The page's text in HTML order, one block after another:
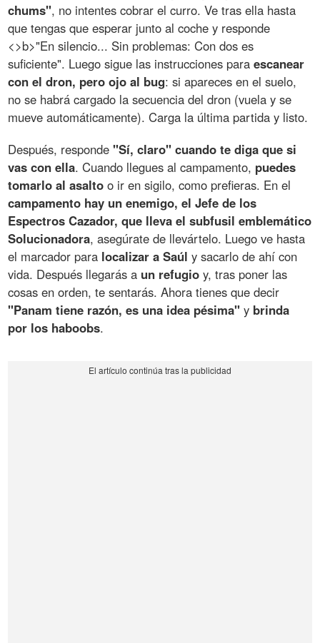
chums", no intentes cobrar el curro. Ve tras ella hasta
que tengas que esperar junto al coche y responde
<>b>"En silencio... Sin problemas: Con dos es
suficiente". Luego sigue las instrucciones paraescanear
con el dron, pero ojo al bug: si apareces en el suelo,
no se habrá cargado la secuencia del dron (vuela y se
mueve automáticamente). Carga la última partida y listo.
Después, responde"Sí, claro" cuando te diga que si
vas con ella. Cuando llegues al campamento, puedes
tomarlo al asalto o ir en sigilo, como prefieras. En el
campamento hay un enemigo, el Jefe de los
Espectros Cazador, que lleva el subfusil emblemático
Solucionadora, asegúrate de llevártelo. Luego ve hasta
el marcador para localizar a Saúl y sacarlo de ahí con
vida. Después llegarás a un refugio y, tras poner las
cosas en orden, te sentarás. Ahora tienes que decir
"Panam tiene razón, es una idea pésima" y brinda
por los haboobs.